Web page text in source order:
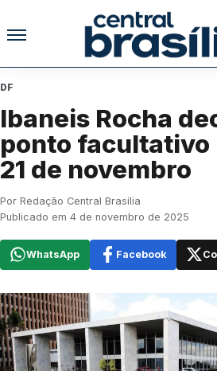
Pular para o conteúdo
DF
Ibaneis Rocha
ponto facultativo
21 de novembro
Por Redação Central Brasília
Publicado em 4 de novembro de 2025
WhatsApp Facebook